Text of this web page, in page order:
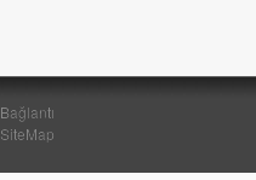
Bağlantı
SiteMap